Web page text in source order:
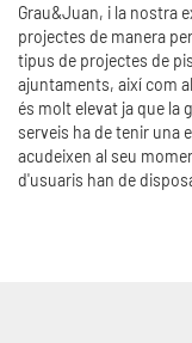
Grau&Juan, i la nostra
projectes de manera
tipus de projectes de
ajuntaments, així com
és molt elevat ja que la
serveis ha de tenir una
acudeixen al seu
d'usuaris han de